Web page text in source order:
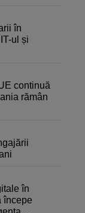
în
ul și
continuă
rămân
în
începe